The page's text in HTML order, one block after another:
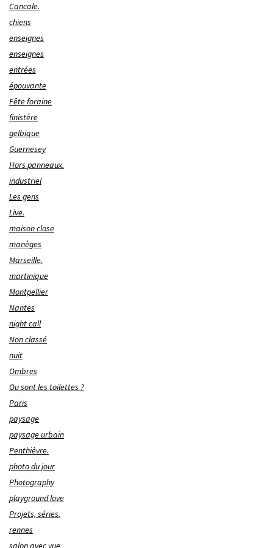
Cancale.
chiens
enseignes
enseignes
entrées
épouvante
Fête foraine
finistère
gelbique
Guernesey
Hors panneaux.
industriel
Les gens
Live.
maison close
manèges
Marseille.
martinique
Montpellier
Nantes
night call
Non classé
nuit
Ombres
Ou sont les toilettes ?
Paris
paysage
paysage urbain
Penthièvre.
photo du jour
Photography
playground love
Projets, séries.
rennes